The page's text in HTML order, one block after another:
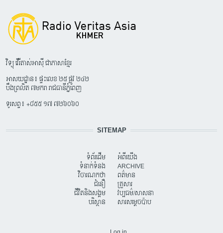
វិទ្យុ វើរីតាស់អាស៊ី ជាភាសាខ្មែរ
អាសយដ្ឋាន៖ ផ្ទះលេខ ២៥ ផ្លូវ ២៤២
បឹងព្រលិត ៧មករា រាជធានីភ្នំពេញ
ទូរសព្ទ៖ +៨៥៥ ១៧ ៧២៦០៦០
SITEMAP
ទំព័រដើម
ទំនាក់ទំនង
វិចារណកថា
ជំនឿ
ជីវិតនិងសង្គម
បរិស្ថាន
អំពីយើង
ARCHIVE
ពត៌មាន
គ្រួសារ
វប្បធម៌/សាសនា
សារសម្តេចប៉ាប